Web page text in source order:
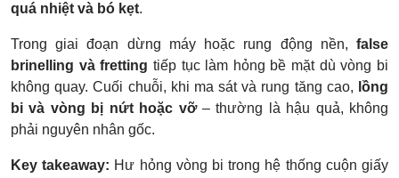
quá nhiệt và bó kẹt.
Trong giai đoạn dừng máy hoặc rung động nền, false
brinelling và fretting tiếp tục làm hỏng bề mặt dù vòng bi
không quay. Cuối chuỗi, khi ma sát và rung tăng cao, lồng
bi và vòng bị nứt hoặc vỡ– thường là hậu quả, không
phải nguyên nhân gốc.
Key takeaway: Hư hỏng vòng bi trong hệ thống cuộn giấy